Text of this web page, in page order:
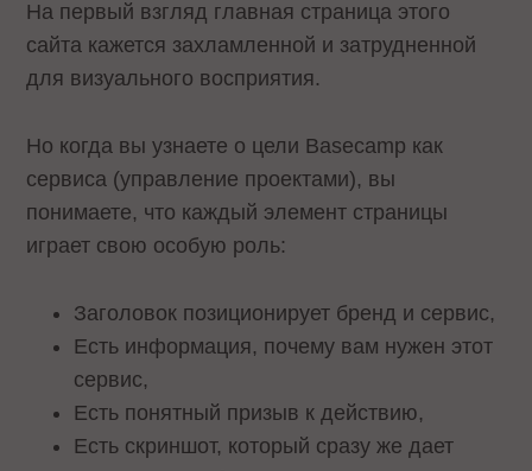
На первый взгляд главная страница этого
сайта кажется захламленной и затрудненной
для визуального восприятия.
Но когда вы узнаете о цели Basecamp как
сервиса (управление проектами), вы
понимаете, что каждый элемент страницы
играет свою особую роль:
Заголовок позиционирует бренд и сервис,
Есть информация, почему вам нужен этот
сервис,
Есть понятный призыв к действию,
Есть скриншот, который сразу же дает